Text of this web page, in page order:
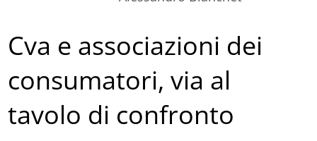
Cva e associazioni dei
consumatori, via al
tavolo di confronto